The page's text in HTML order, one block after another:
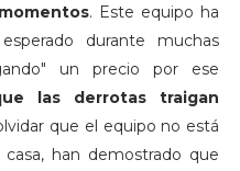
. Este equipo ha
durante muchas
un precio por ese
las derrotas traigan
que el equipo no está
han demostrado que